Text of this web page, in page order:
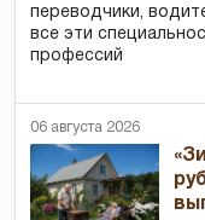
переводчики,
все эти
профессий
06 августа 2026